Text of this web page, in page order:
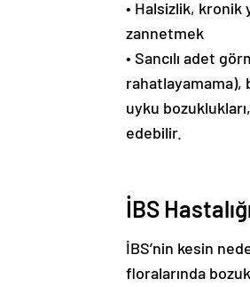
• Halsizlik,
zannetmek
• Sancılı adet
rahatlayamama),
uyku
edebilir.
İBS
İBS’nin kesin
floralarında